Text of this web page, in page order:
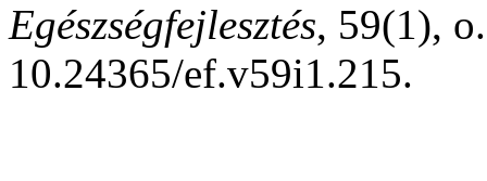
Egészségfejlesztés, 59(1),
10.24365/ef.v59i1.215.